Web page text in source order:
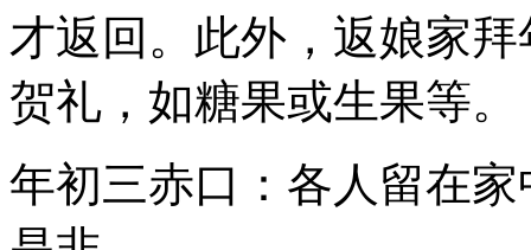
才返回。此外，返娘家
贺礼，如糖果或生果等。
年初三赤口：各人留在